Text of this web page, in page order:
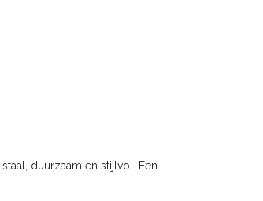
duurzaam en stijlvol. Een